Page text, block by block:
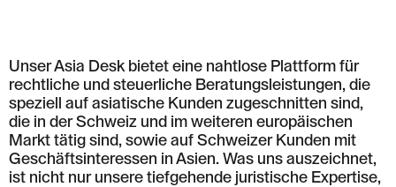
Kontakt Zug
Bahnhofstrasse 17
6300 Zug
T: +41 41 349 56 56
F: +41 41 349 56 66
M: zg@barandun-law.ch
Unser Asia Desk bietet eine nahtlose Plattform für
rechtliche und steuerliche Beratungsleistungen, die
speziell auf asiatische Kunden zugeschnitten sind,
die in der Schweiz und im weiteren europäischen
Markt tätig sind, sowie auf Schweizer Kunden mit
Geschäftsinteressen in Asien. Was uns auszeichnet,
ist nicht nur unsere tiefgehende juristische Expertise,